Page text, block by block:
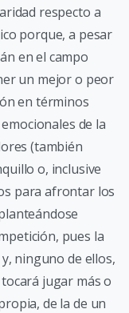
respecto a
porque, a pesar
en el campo
un mejor o peor
en términos
de la
(también
o, inclusive
para afrontar los
pues la
ninguno de ellos,
jugar más o
de la de un